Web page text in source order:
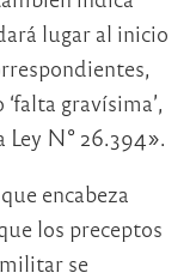
lugar al inicio
gravísima’,
Ley N° 26.394».
encabeza
los preceptos
se